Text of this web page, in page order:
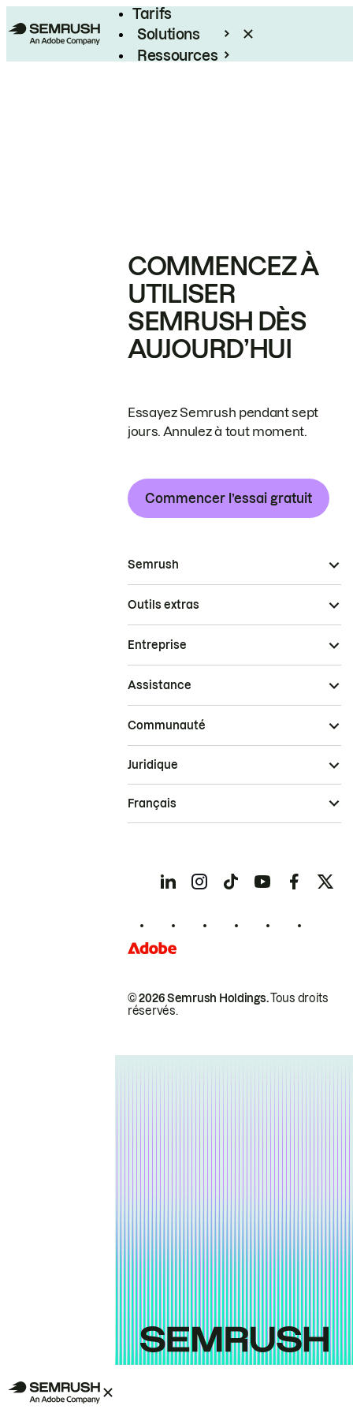
Tarifs
Solutions
Ressources
COMMENCEZ À
UTILISER
SEMRUSH DÈS
AUJOURD’HUI
Essayez Semrush pendant sept
jours. Annulez à tout moment.
Commencer l’essai gratuit
Semrush
Outils extras
Entreprise
Assistance
Communauté
© 2026 Semrush Holdings.Tous droits
réservés.
Juridique
Français